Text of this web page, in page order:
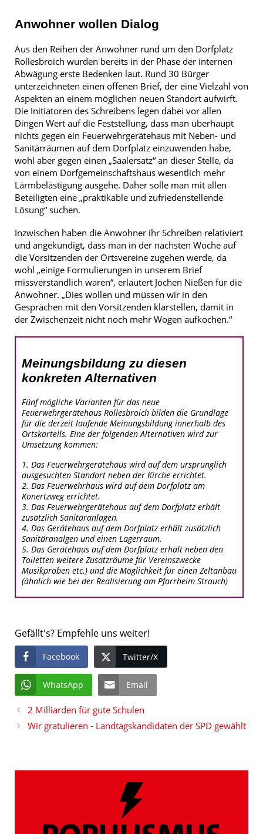
Anwohner wollen Dialog
Aus den Reihen der Anwohner rund um den Dorfplatz
Rollesbroich wurden bereits in der Phase der internen
Abwägung erste Bedenken laut. Rund 30 Bürger
unterzeichneten einen offenen Brief, der eine Vielzahl von
Aspekten an einem möglichen neuen Standort aufwirft.
Die Initiatoren des Schreibens legen dabei vor allen
Dingen Wert auf die Feststellung, dass man überhaupt
nichts gegen ein Feuerwehrgerätehaus mit Neben- und
Sanitärräumen auf dem Dorfplatz einzuwenden habe,
wohl aber gegen einen „Saalersatz“ an dieser Stelle, da
von einem Dorfgemeinschaftshaus wesentlich mehr
Lärmbelästigung ausgehe. Daher solle man mit allen
Beteiligten eine „praktikable und zufriedenstellende
Lösung“ suchen.
Inzwischen haben die Anwohner ihr Schreiben relativiert
und angekündigt, dass man in der nächsten Woche auf
die Vorsitzenden der Ortsvereine zugehen werde, da
wohl „einige Formulierungen in unserem Brief
missverständlich waren“, erläutert Jochen Nießen für die
Anwohner. „Dies wollen und müssen wir in den
Gesprächen mit den Vorsitzenden klarstellen, damit in
der Zwischenzeit nicht noch mehr Wogen aufkochen.“
Meinungsbildung zu diesen
konkreten Alternativen
Fünf mögliche Varianten für das neue
Feuerwehrgerätehaus Rollesbroich bilden die Grundlage
für die derzeit laufende Meinungsbildung innerhalb des
Ortskartells. Eine der folgenden Alternativen wird zur
Umsetzung kommen:
1. Das Feuerwehrgerätehaus wird auf dem ursprünglich
ausgesuchten Standort neben der Kirche errichtet.
2. Das Feuerwehrhaus wird auf dem Dorfplatz am
Konertzweg errichtet.
3. Das Feuerwehrgerätehaus auf dem Dorfplatz erhält
zusätzlich Sanitäranlagen.
4. Das Gerätehaus auf dem Dorfplatz erhält zusätzlich
Sanitäranalgen und einen Lagerraum.
5. Das Gerätehaus auf dem Dorfplatz erhält neben den
Toiletten weitere Zusatzräume für Vereinszwecke
Musikproben etc.) und die Möglichkeit für einen Zeltanbau
(ähnlich wie bei der Realisierung am Pfarrheim Strauch)
Gefällt's? Empfehle uns weiter!
Facebook Twitter/X
WhatsApp Email
2 Milliarden für gute Schulen
Wir gratulieren - Landtagskandidaten der SPD gewählt